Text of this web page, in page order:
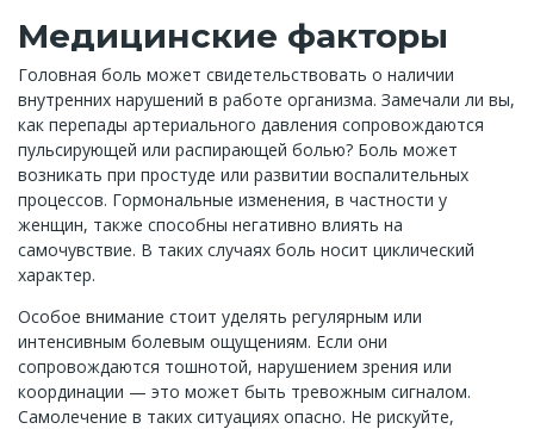
Медицинские факторы
Головная боль может свидетельствовать о наличии
внутренних нарушений в работе организма. Замечали ли вы,
как перепады артериального давления сопровождаются
пульсирующей или распирающей болью? Боль может
возникать при простуде или развитии воспалительных
процессов. Гормональные изменения, в частности у
женщин, также способны негативно влиять на
самочувствие. В таких случаях боль носит циклический
характер.
Особое внимание стоит уделять регулярным или
интенсивным болевым ощущениям. Если они
сопровождаются тошнотой, нарушением зрения или
координации — это может быть тревожным сигналом.
Самолечение в таких ситуациях опасно. Не рискуйте,